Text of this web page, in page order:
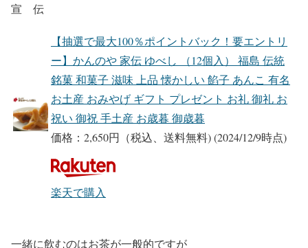
宣 伝
【抽選で最大100％ポイントバック！要エントリ
ー】かんのや 家伝 ゆべし （12個入） 福島 伝統
銘菓 和菓子 滋味 上品 懐かしい 餡子 あんこ 有名
お土産 おみやげ ギフト プレゼント お礼 御礼 お
祝い 御祝 手土産 お歳暮 御歳暮
価格：2,650円（税込、送料無料)(2024/12/9時点)
楽天で購入
一緒に飲むのはお茶が一般的ですが